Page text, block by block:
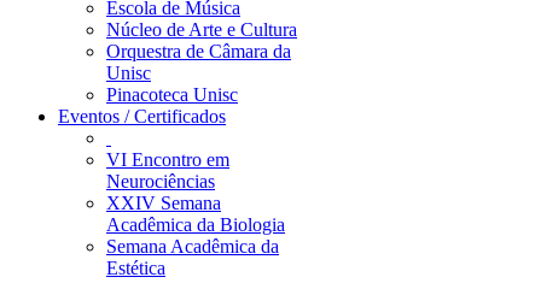
Escola de Música
Núcleo de Arte e Cultura
Orquestra de Câmara da
Unisc
Pinacoteca Unisc
Eventos / Certificados
VI Encontro em
Neurociências
XXIV Semana
Acadêmica da Biologia
Semana Acadêmica da
Estética